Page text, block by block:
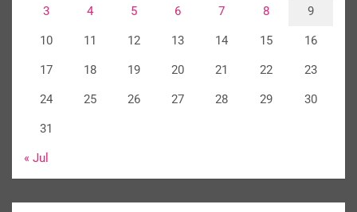
3 4 5 6 7 8 9
10 11 12 13 14 15 16
17 18 19 20 21 22 23
24 25 26 27 28 29 30
31
« Jul